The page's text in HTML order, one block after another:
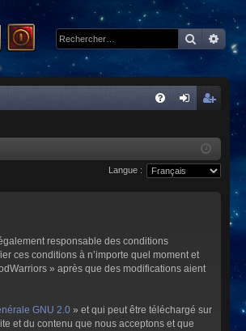
xi
cri
pti
Langue :
responsable des conditions
ces conditions à n’importe quel moment et
» après que des modifications aient
GNU 2.0 » et qui peut être téléchargé sur
et du contenu que nous acceptons et que